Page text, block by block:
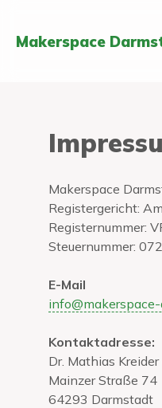
Makerspace
Makerspace
Registergericht:
Registernummer:
Steuernummer:
E-Mail
Kontaktadresse:
Dr. Mathias
Mainzer Straße 74
64293 Darmstadt